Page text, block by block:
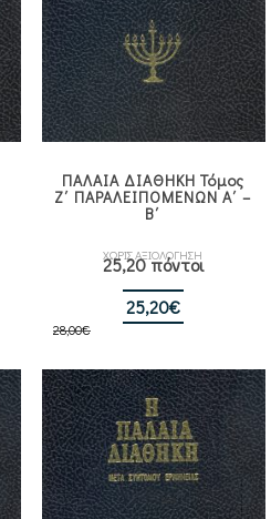
ΠΑΛΑΙΑ ΔΙΑΘΗΚΗ Τόμος
Ζ΄ ΠΑΡΑΛΕΙΠΟΜΕΝΩΝ Α΄ –
Β΄
ΧΩΡΙΣ ΑΞΙΟΛΟΓΗΣΗ
25,20 πόντοι
28,00€
Original
28,00€.
25,20€
είναι:
25,20€.